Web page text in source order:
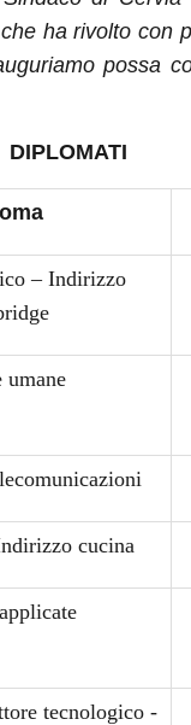
ha rivolto con
possa
DIPLOMATI
– Indirizzo
umane
cucina
tecnologico -